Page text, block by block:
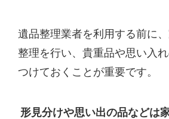
遺品整理業者を利用する前に
整理を行い、貴重品や思い入
つけておくことが重要です。
形見分けや思い出の品などは